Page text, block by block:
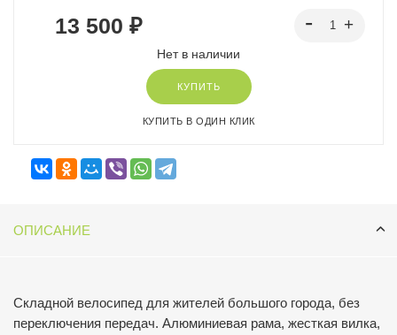
13 500 ₽
Нет в наличии
КУПИТЬ
КУПИТЬ В ОДИН КЛИК
ОПИСАНИЕ
Складной велосипед для жителей большого города, без
переключения передач. Алюминиевая рама, жесткая вилка,